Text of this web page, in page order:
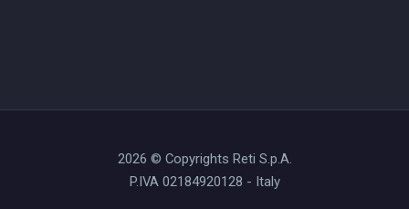
2026 © Copyrights Reti S.p.A.
P.IVA 02184920128 - Italy